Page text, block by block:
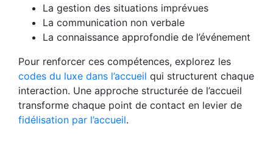
La gestion des situations imprévues
La communication non verbale
La connaissance approfondie de l’événement
Pour renforcer ces compétences, explorez les
codes du luxe dans l’accueil qui structurent chaque
interaction. Une approche structurée de l’accueil
transforme chaque point de contact en levier de
fidélisation par l’accueil.